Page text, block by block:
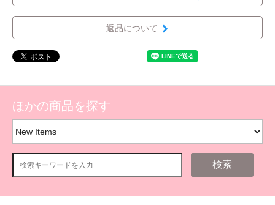
返品について
ほかの商品を探す
検索